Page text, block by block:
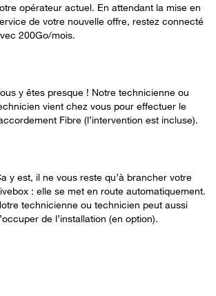
opérateur actuel. En attendant la mise en
de votre nouvelle offre, restez connecté
200Go/mois.
y êtes presque ! Notre technicienne ou
vient chez vous pour effectuer le
Fibre (l’intervention est incluse).
y est, il ne vous reste qu’à brancher votre
: elle se met en route automatiquement.
technicienne ou technicien peut aussi
de l’installation (en option).